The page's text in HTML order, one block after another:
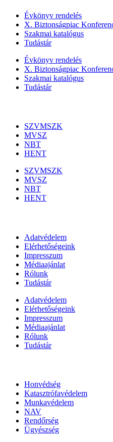
Évkönyv rendelés
X. Biztonságpiac
Szakmai katalógus
Tudástár
Évkönyv rendelés
X. Biztonságpiac
Szakmai katalógus
Tudástár
SZVMSZK
MVSZ
NBT
HENT
SZVMSZK
MVSZ
NBT
HENT
Adatvédelem
Elérhetőségeink
Impresszum
Médiaajánlat
Rólunk
Tudástár
Adatvédelem
Elérhetőségeink
Impresszum
Médiaajánlat
Rólunk
Tudástár
Honvédség
Katasztrófavédelem
Munkavédelem
NAV
Rendőrség
Ügyészség